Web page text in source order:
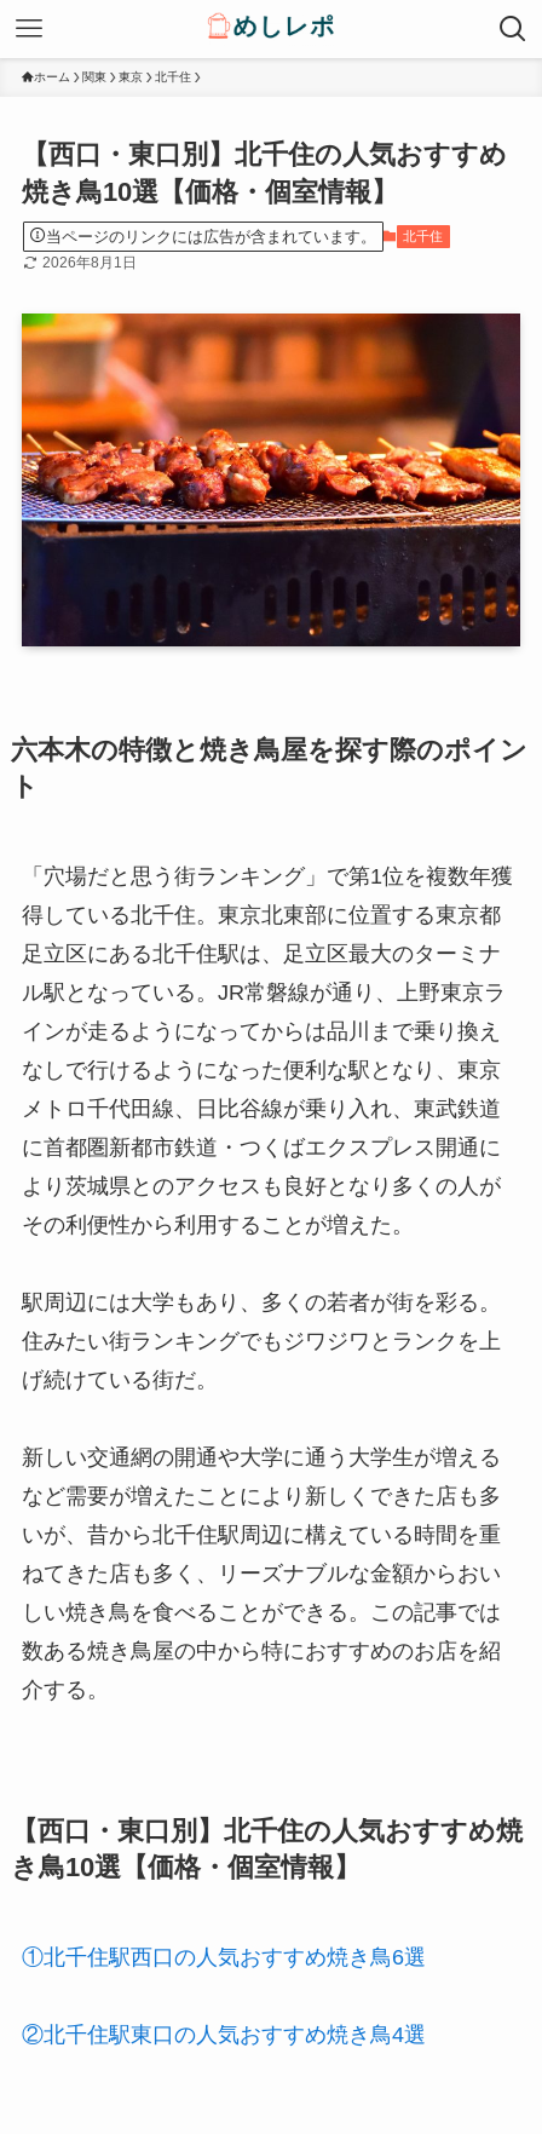
ホーム 関東 東京 北千住
【西口・東口別】北千住の人気おすすめ
焼き鳥10選【価格・個室情報】
当ページのリンクには広告が含まれています。 北千住
2026年8月1日
六本木の特徴と焼き鳥屋を探す際のポイン
ト
「穴場だと思う街ランキング」で第1位を複数年獲
得している北千住。東京北東部に位置する東京都
足立区にある北千住駅は、足立区最大のターミナ
ル駅となっている。JR常磐線が通り、上野東京ラ
インが走るようになってからは品川まで乗り換え
なしで行けるようになった便利な駅となり、東京
メトロ千代田線、日比谷線が乗り入れ、東武鉄道
に首都圏新都市鉄道・つくばエクスプレス開通に
より茨城県とのアクセスも良好となり多くの人が
その利便性から利用することが増えた。
駅周辺には大学もあり、多くの若者が街を彩る。
住みたい街ランキングでもジワジワとランクを上
げ続けている街だ。
新しい交通網の開通や大学に通う大学生が増える
など需要が増えたことにより新しくできた店も多
いが、昔から北千住駅周辺に構えている時間を重
ねてきた店も多く、リーズナブルな金額からおい
しい焼き鳥を食べることができる。この記事では
数ある焼き鳥屋の中から特におすすめのお店を紹
介する。
【西口・東口別】北千住の人気おすすめ焼
き鳥10選【価格・個室情報】
①北千住駅西口の人気おすすめ焼き鳥6選
②北千住駅東口の人気おすすめ焼き鳥4選